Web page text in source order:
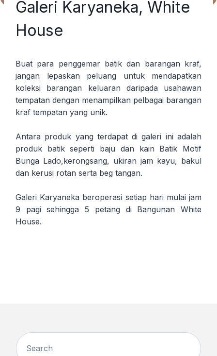
Galeri Karyaneka, White
House
Buat para penggemar batik dan barangan kraf,
jangan lepaskan peluang untuk mendapatkan
koleksi barangan keluaran daripada usahawan
tempatan dengan menampilkan pelbagai barangan
kraf tempatan yang unik.
Antara produk yang terdapat di galeri ini adalah
produk batik seperti baju dan kain Batik Motif
Bunga Lado,kerongsang, ukiran jam kayu, bakul
dan kerusi rotan serta beg tangan.
Galeri Karyaneka beroperasi setiap hari mulai jam
9 pagi sehingga 5 petang di Bangunan White
House.